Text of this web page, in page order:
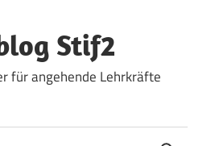
Stif2
für angehende Lehrkräfte